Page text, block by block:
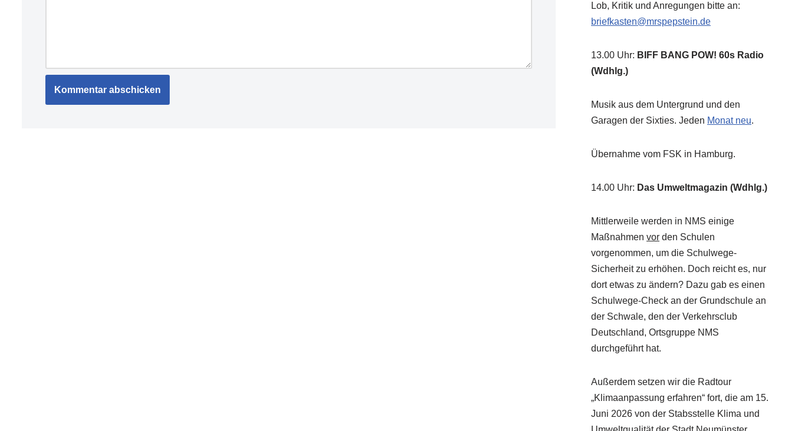
Lob, Kritik und Anregungen bitte an:
briefkasten@mrspepstein.de
13.00 Uhr: BIFF BANG POW! 60s Radio
(Wdhlg.)
Musik aus dem Untergrund und den
Garagen der Sixties. Jeden Monat neu.
Übernahme vom FSK in Hamburg.
14.00 Uhr: Das Umweltmagazin (Wdhlg.)
Mittlerweile werden in NMS einige
Maßnahmen vor den Schulen
vorgenommen, um die Schulwege-
Sicherheit zu erhöhen. Doch reicht es, nur
dort etwas zu ändern? Dazu gab es einen
Schulwege-Check an der Grundschule an
der Schwale, den der Verkehrsclub
Deutschland, Ortsgruppe NMS
durchgeführt hat.
Außerdem setzen wir die Radtour
„Klimaanpassung erfahren“ fort, die am 15.
Juni 2026 von der Stabsstelle Klima und